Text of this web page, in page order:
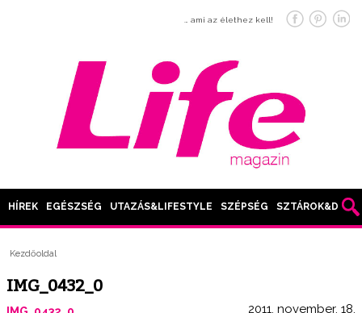
… ami az élethez kell!
HÍREK EGÉSZSÉG UTAZÁS&LIFESTYLE SZÉPSÉG SZTÁROK&DIVAT
Kezdőoldal
IMG_0432_0
2011. november. 18.